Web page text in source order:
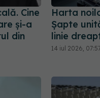
Cine
și-a
din
Harta
Șapte
linie
14 iul 2026,